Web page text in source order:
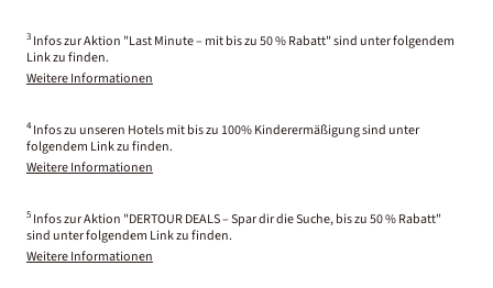
3 Infos zur Aktion "Last Minute – mit bis zu 50 % Rabatt" sind unter folgendem
Link zu finden.
Weitere Informationen
4 Infos zu unseren Hotels mit bis zu 100% Kinderermäßigung sind unter
folgendem Link zu finden.
Weitere Informationen
5 Infos zur Aktion "DERTOUR DEALS – Spar dir die Suche, bis zu 50 % Rabatt"
sind unter folgendem Link zu finden.
Weitere Informationen